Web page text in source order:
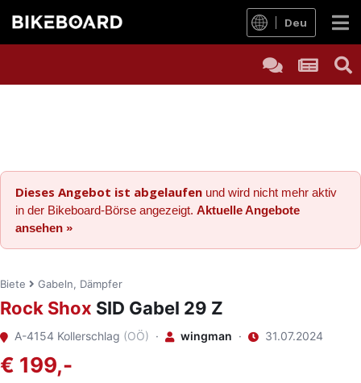
Deu
Dieses Angebot ist abgelaufen und wird nicht mehr aktiv
in der Bikeboard-Börse angezeigt. Aktuelle Angebote
ansehen »
Biete Gabeln, Dämpfer
Rock Shox SID Gabel 29 Z
A-4154 Kollerschlag (OÖ) · wingman · 31.07.2024
€ 199,-